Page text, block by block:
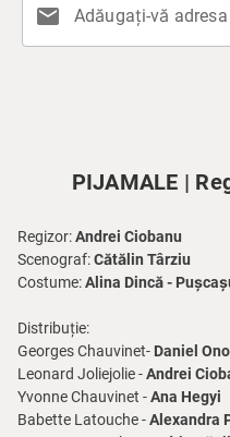
mail Adăugați-vă
PIJAMALE |
Regizor:Andrei Ciobanu
Scenograf:Cătălin Târziu
Costume:Alina Dincă -
Distribuție:
Georges Chauvinet- Daniel
Leonard Joliejolie -Andrei
Yvonne Chauvinet -Ana Hegyi
Babette Latouche -Alexandra